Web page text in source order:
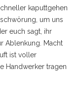
kaputtgehen
um uns
euch sagt, ihr
Ablenkung. Macht
ist voller
Handwerker tragen